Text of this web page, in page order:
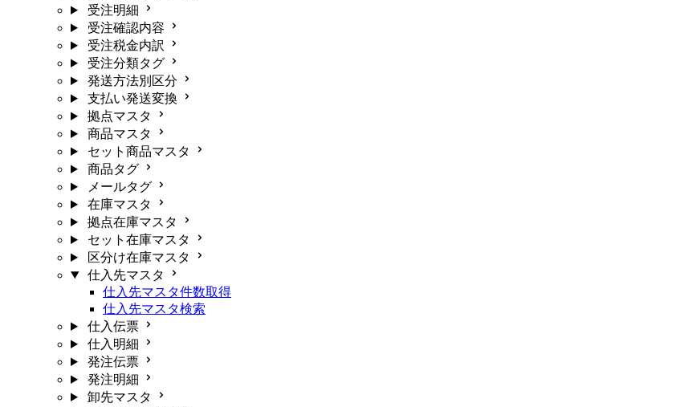
受注明細
受注確認内容
受注税金内訳
受注分類タグ
発送方法別区分
支払い発送変換
拠点マスタ
商品マスタ
セット商品マスタ
商品タグ
メールタグ
在庫マスタ
拠点在庫マスタ
セット在庫マスタ
区分け在庫マスタ
仕入先マスタ
仕入先マスタ件数取得
仕入先マスタ検索
仕入伝票
仕入明細
発注伝票
発注明細
卸先マスタ